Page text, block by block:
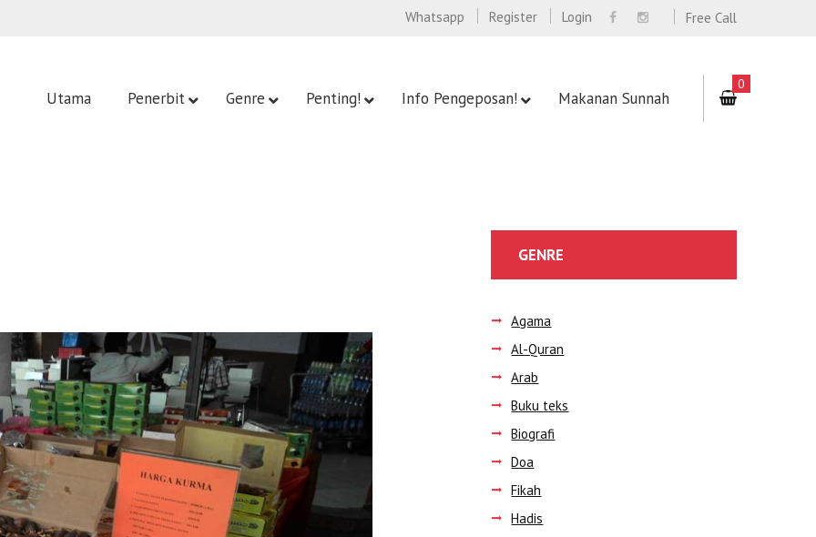
Free Call
Whatsapp Register Login
Utama Penerbit Genre Penting! Info Pengeposan! Makanan Sunnah
0
GENRE
Agama
Al-Quran
Arab
Buku teks
Biografi
Doa
Fikah
Hadis